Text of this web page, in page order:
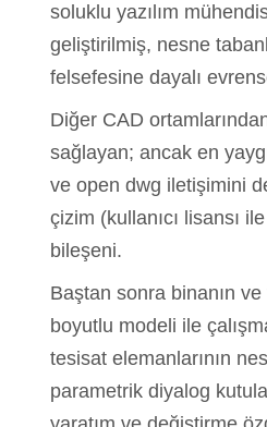
soluklu yazılım
geliştirilmiş, nesne
felsefesine dayalı
Diğer CAD
sağlayan; ancak en
ve open dwg iletişimini
çizim (kullanıcı lisansı
bileşeni.
Baştan sonra binanın
boyutlu modeli ile
tesisat elemanlarının
parametrik diyalog